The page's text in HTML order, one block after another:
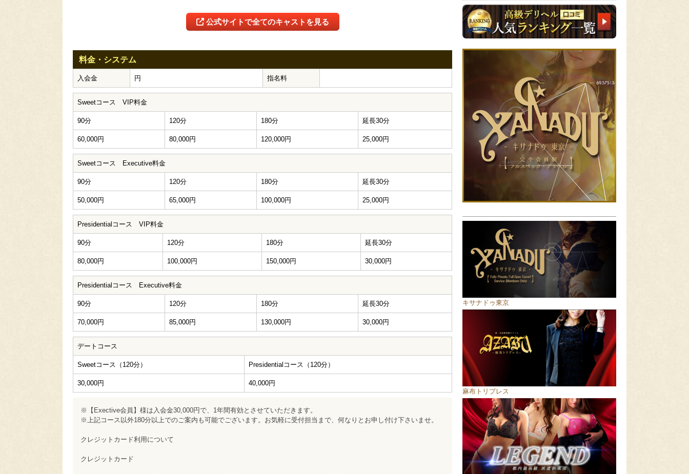
公式サイトで全てのキャストを見る
料金・システム
入会金 円 指名料
Sweetコース VIP料金
90分 120分 180分 延長30分
60,000円 80,000円 120,000円 25,000円
Sweetコース Executive料金
90分 120分 180分 延長30分
50,000円 65,000円 100,000円 25,000円
Presidentialコース VIP料金
90分 120分 180分 延長30分
80,000円 100,000円 150,000円 30,000円
Presidentialコース Executive料金
90分 120分 180分 延長30分
70,000円 85,000円 130,000円 30,000円
デートコース
Sweetコース（120分） Presidentialコース（120分）
30,000円 40,000円
※【Exective会員】様は入会金30,000円で、1年間有効とさせていただきます。
※上記コース以外180分以上でのご案内も可能でございます。お気軽に受付担当まで、何なりとお申し付け下さいませ。
クレジットカード利用について
クレジットカード
キサナドゥ東京
麻布トリプレス